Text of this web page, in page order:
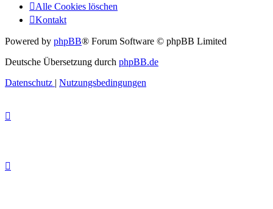
Alle Cookies löschen
Kontakt
Powered by phpBB® Forum Software © phpBB Limited
Deutsche Übersetzung durch phpBB.de
Datenschutz | Nutzungsbedingungen